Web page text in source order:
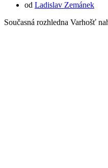
od Ladislav Zemánek
Současná rozhledna Varhošť